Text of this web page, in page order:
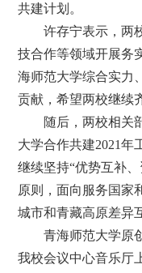
共建计划。
许存宁表示，两
技合作等领域开展务
海师范大学综合实力
贡献，希望两校继续
随后，两校相关
大学合作共建2021年
继续坚持“优势互补
原则，面向服务国家
城市和青藏高原差异
青海师范大学原
我校会议中心音乐厅